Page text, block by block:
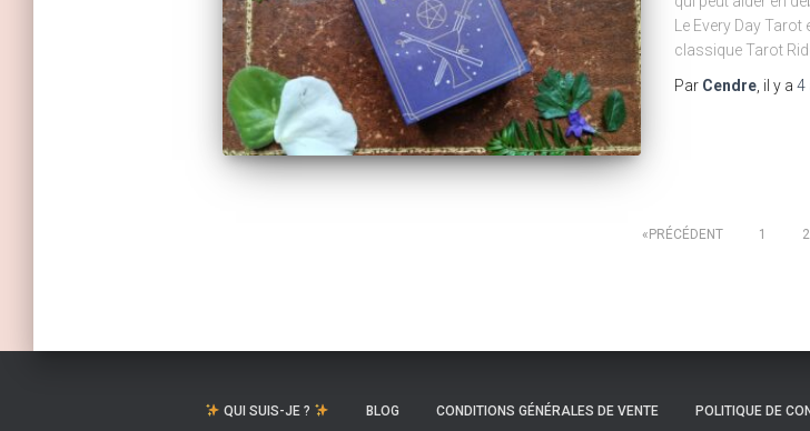
Le Every Day
classique Tarot
Par Cendre, il y a 4
PRÉCÉDENT 1 2
QUI SUIS-JE ? BLOG CONDITIONS GÉNÉRALES DE VENTE POLITIQUE DE